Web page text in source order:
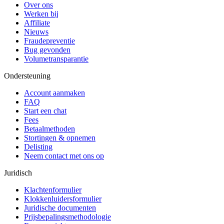
Over ons
Werken bij
Affiliate
Nieuws
Fraudepreventie
Bug gevonden
Volumetransparantie
Ondersteuning
Account aanmaken
FAQ
Start een chat
Fees
Betaalmethoden
Stortingen & opnemen
Delisting
Neem contact met ons op
Juridisch
Klachtenformulier
Klokkenluidersformulier
Juridische documenten
Prijsbepalingsmethodologie